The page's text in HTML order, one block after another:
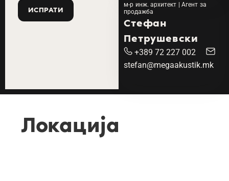
м-р инж. архитект | Агент за
продажба
Стефан
Петрушевски
+389 72 227 002
stefan@megaakustik.mk
Локација